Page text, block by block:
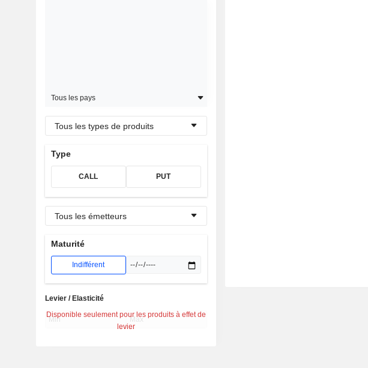
Tous les pays
Tous les types de produits
Type
CALL PUT
Tous les émetteurs
Maturité
Indifférent
Disponible seulement pour les produits à effet de
levier
Levier / Elasticité